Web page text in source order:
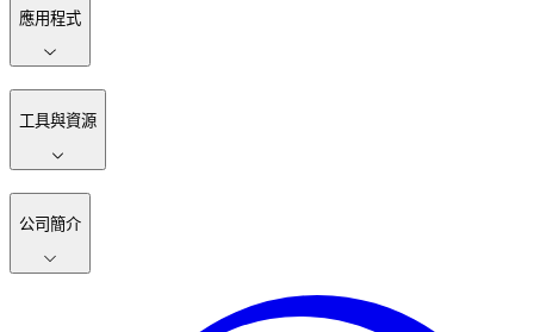
應用程式
工具與資源
公司簡介